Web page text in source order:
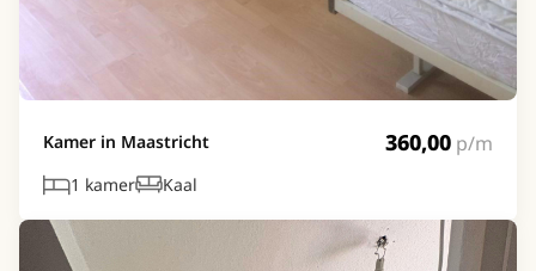
Kamer in Maastricht 360,00 p/m
1 kamer Kaal